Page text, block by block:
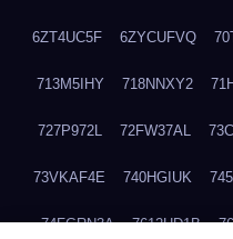
6ZT4UC5F 6ZYCUFVQ
713M5IHY 718NNXY2
727P972L 72FW37AL
73VKAF4E 740HGIUK
74FGRN3A 7612HD1B